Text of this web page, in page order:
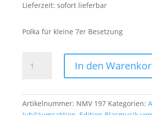
Lieferzeit: sofort lieferbar
Polka für kleine 7er Besetzung
Leben
Blasmusik
In den
Artikelnummer: NMV 197 Kategorien: